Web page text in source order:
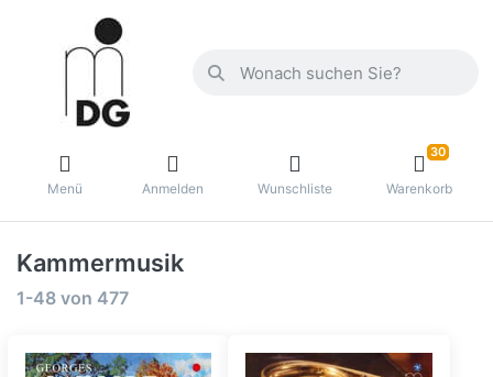
Menü Anmelden Wunschliste
30
Warenkorb
Kammermusik
1-48 von 477